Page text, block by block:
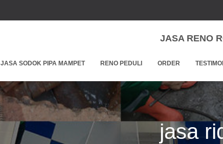
JASA RENO
JASA SODOK PIPA MAMPET RENO PEDULI ORDER
jasa